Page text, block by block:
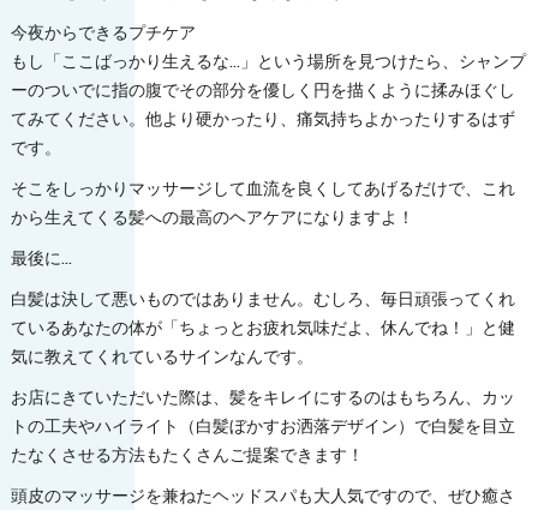
今夜からできるプチケア
もし「ここばっかり生えるな…」という場所を見つけたら、シャンプ
ーのついでに指の腹でその部分を優しく円を描くように揉みほぐし
てみてください。他より硬かったり、痛気持ちよかったりするはず
です。
そこをしっかりマッサージして血流を良くしてあげるだけで、これ
から生えてくる髪への最高のヘアケアになりますよ！
最後に…
白髪は決して悪いものではありません。むしろ、毎日頑張ってくれ
ているあなたの体が「ちょっとお疲れ気味だよ、休んでね！」と健
気に教えてくれているサインなんです。
お店にきていただいた際は、髪をキレイにするのはもちろん、カッ
トの工夫やハイライト（白髪ぼかすお洒落デザイン）で白髪を目立
たなくさせる方法もたくさんご提案できます！
頭皮のマッサージを兼ねたヘッドスパも大人気ですので、ぜひ癒さ